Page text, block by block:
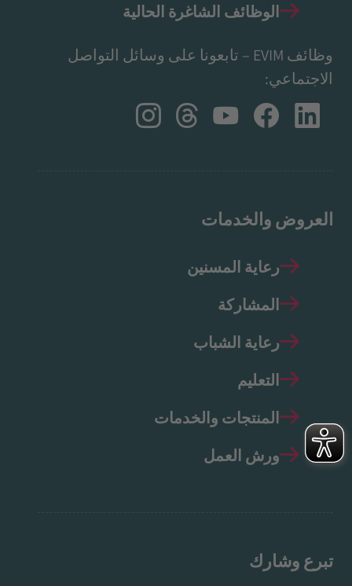
الوظائف الشاغرة الحالية
وظائف EVIM – تابعونا على وسائل التواصل
الاجتماعي:
العروض والخدمات
رعاية المسنين
المشاركة
رعاية الشباب
التعليم
المنتجات والخدمات
ورش العمل
تبرع وشارك